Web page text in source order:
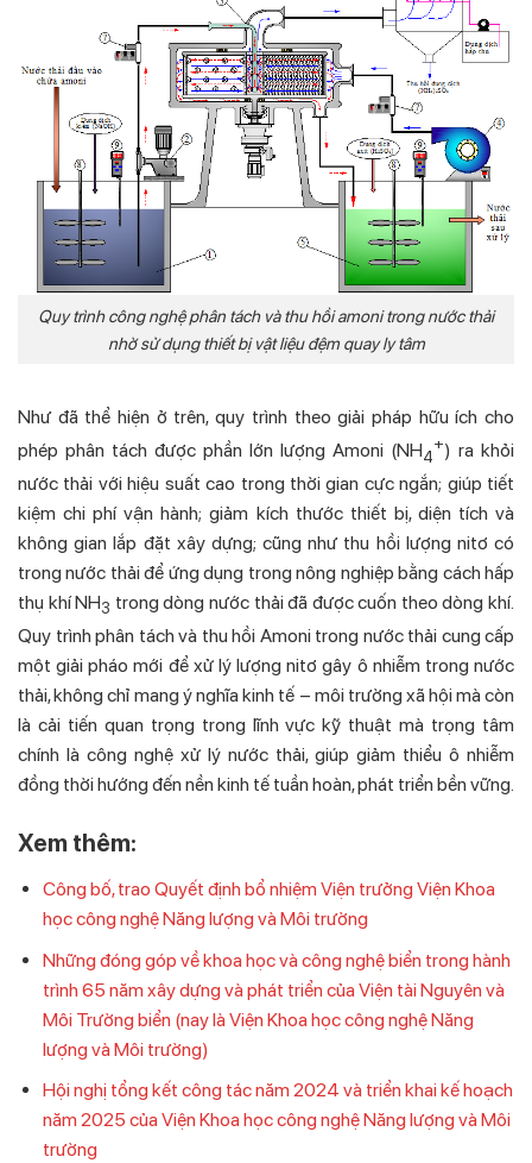
Quy trình công nghệ phân tách và thu hồi amoni trong nước thải
nhờ sử dụng thiết bị vật liệu đệm quay ly tâm
Như đã thể hiện ở trên, quy trình theo giải pháp hữu ích cho
phép phân tách được phần lớn lượng Amoni (NH4
+) ra khỏi
nước thải với hiệu suất cao trong thời gian cực ngắn; giúp tiết
kiệm chi phí vận hành; giảm kích thước thiết bị, diện tích và
không gian lắp đặt xây dựng; cũng như thu hồi lượng nitơ có
trong nước thải để ứng dụng trong nông nghiệp bằng cách hấp
thụ khí NH3 trong dòng nước thải đã được cuốn theo dòng khí.
Quy trình phân tách và thu hồi Amoni trong nước thải cung cấp
một giải pháo mới để xử lý lượng nitơ gây ô nhiễm trong nước
thải, không chỉ mang ý nghĩa kinh tế – môi trường xã hội mà còn
là cải tiến quan trọng trong lĩnh vực kỹ thuật mà trọng tâm
chính là công nghệ xử lý nước thải, giúp giảm thiểu ô nhiễm
đồng thời hướng đến nền kinh tế tuần hoàn, phát triển bền vững.
Xem thêm:
Công bố, trao Quyết định bổ nhiệm Viện trưởng Viện Khoa
học công nghệ Năng lượng và Môi trường
Những đóng góp về khoa học và công nghệ biển trong hành
trình 65 năm xây dựng và phát triển của Viện tài Nguyên và
Môi Trường biển (nay là Viện Khoa học công nghệ Năng
lượng và Môi trường)
Hội nghị tổng kết công tác năm 2024 và triển khai kế hoạch
năm 2025 của Viện Khoa học công nghệ Năng lượng và Môi
trường